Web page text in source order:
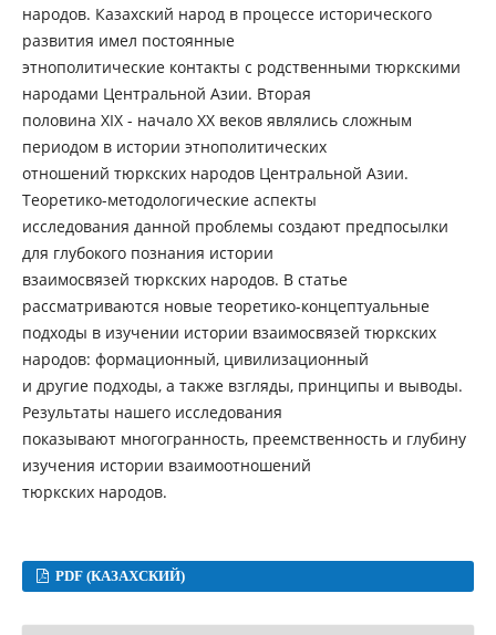
народов. Казахский народ в процессе исторического
развития имел постоянные
этнополитические контакты с родственными тюркскими
народами Центральной Азии. Вторая
половина ХІХ - начало ХХ веков являлись сложным
периодом в истории этнополитических
отношений тюркских народов Центральной Азии.
Теоретико-методологические аспекты
исследования данной проблемы создают предпосылки
для глубокого познания истории
взаимосвязей тюркских народов. В статье
рассматриваются новые теоретико-концептуальные
подходы в изучении истории взаимосвязей тюркских
народов: формационный, цивилизационный
и другие подходы, а также взгляды, принципы и выводы.
Результаты нашего исследования
показывают многогранность, преемственность и глубину
изучения истории взаимоотношений
тюркских народов.
PDF (КАЗАХСКИЙ)